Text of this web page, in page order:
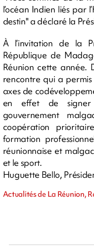
l’océan Indien liés par
destin" a déclaré la
À l’invitation de la
République de
Réunion cette année.
rencontre qui a
axes de
en effet de
gouvernement
coopération
formation
réunionnaise et
et le sport.
Huguette Bello,
Actualités de La Réunion,